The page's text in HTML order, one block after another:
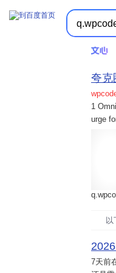
夸克
1
urge
以
7天前